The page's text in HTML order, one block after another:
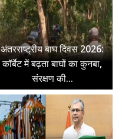
अंतरराष्ट्रीय बाघ दिवस 2026:
कॉर्बेट में बढ़ता बाघों का कुनबा,
संरक्षण की...